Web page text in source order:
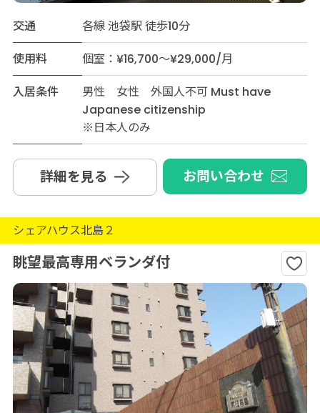
交通
各線 池袋駅 徒歩10分
使用料
個室：¥16,700～¥29,000/月
入居条件
男性 女性 外国人不可 Must have
Japanese citizenship
※日本人のみ
詳細を見る お問い合わせ
シェアハウス北島２
眺望最高専用ベランダ付